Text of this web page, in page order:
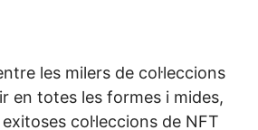
les milers de col·leccions
en totes les formes i mides,
col·leccions de NFT